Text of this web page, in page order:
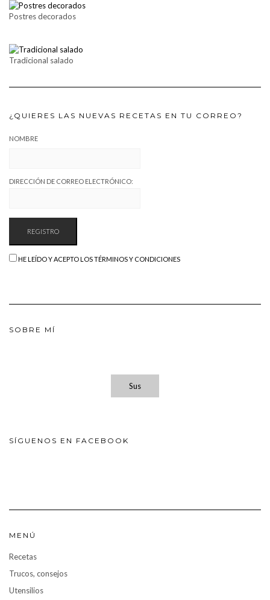
Postres decorados
Tradicional salado
¿QUIERES LAS NUEVAS RECETAS EN TU CORREO?
NOMBRE
DIRECCIÓN DE CORREO ELECTRÓNICO:
HE LEÍDO Y ACEPTO LOS TÉRMINOS Y CONDICIONES
SOBRE MÍ
Sus
SÍGUENOS EN FACEBOOK
MENÚ
Recetas
Trucos, consejos
Utensilios